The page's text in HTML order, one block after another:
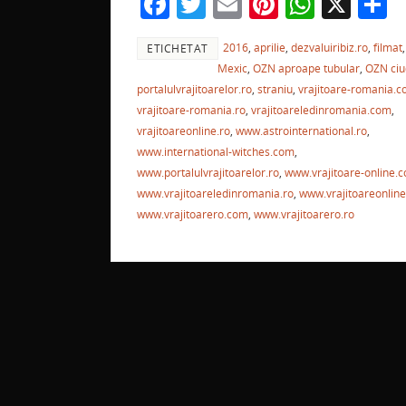
k
c
e
b
o
o
k
w
itt
er
m
ai
l
nt
er
e
st
h
at
s
A
p
a
ETICHETAT 2016, aprilie dezvaluiribiz.ro, filmat,
Mexic, OZN aproape tubular, OZN
portalulvrajitoarelor.ro straniu vrajitoare-
vrajitoare-romania.ro vrajitoareledinromania.com
vrajitoareonline.ro www.astrointernational.ro
www.international-witches.com
www.portalulvrajitoarelor.ro www.vrajitoare-
www.vrajitoareledinromania.ro
www.vrajitoarero.com www.vrajitoarero.ro